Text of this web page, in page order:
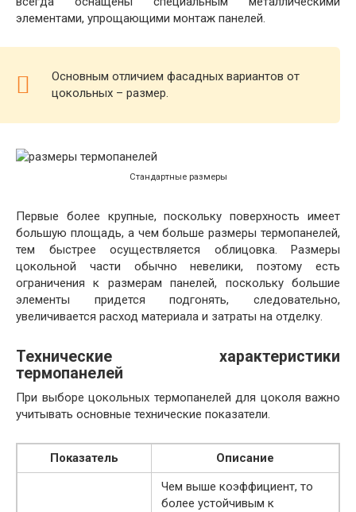
элементами, упрощающими монтаж панелей.
Основным отличием фасадных вариантов от
цокольных – размер.
Стандартные размеры
Первые более крупные, поскольку поверхность имеет
большую площадь, а чем больше размеры термопанелей,
тем быстрее осуществляется облицовка. Размеры
цокольной части обычно невелики, поэтому есть
ограничения к размерам панелей, поскольку большие
элементы придется подгонять, следовательно,
увеличивается расход материала и затраты на отделку.
Технические характеристики
термопанелей
При выборе цокольных термопанелей для цоколя важно
учитывать основные технические показатели.
Показатель Описание
Чем выше коэффициент, то
более устойчивым к